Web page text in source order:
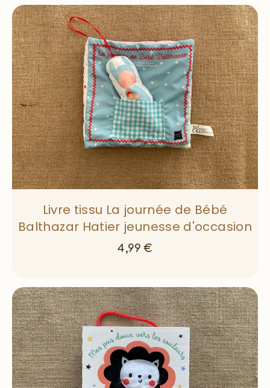
Livre tissu La journée de Bébé
Balthazar Hatier jeunesse d'occasion
4,99 €